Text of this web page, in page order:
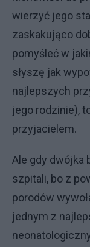
wierzyć jego
zaskakująco
pomyśleć w
słyszę jak
najlepszych
jego rodzinie),
przyjacielem.
Ale gdy dwójka
szpitali, bo z
porodów
jednym z